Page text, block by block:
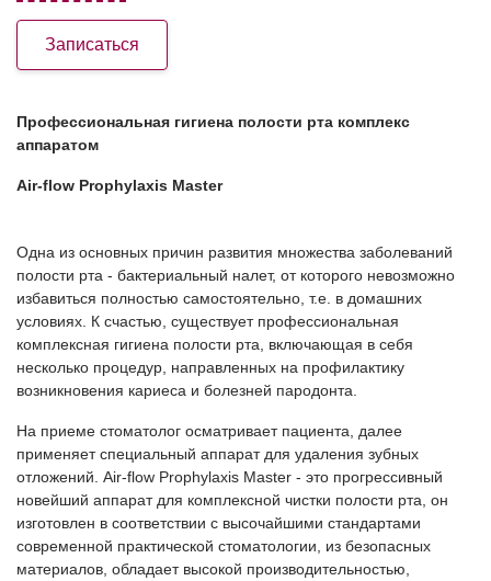
Записаться
Профессиональная гигиена полости рта комплекс
аппаратом
Air-flow Prophylaxis Master
Одна из основных причин развития множества заболеваний
полости рта - бактериальный налет, от которого невозможно
избавиться полностью самостоятельно, т.е. в домашних
условиях. К счастью, существует профессиональная
комплексная гигиена полости рта, включающая в себя
несколько процедур, направленных на профилактику
возникновения кариеса и болезней пародонта.
На приеме стоматолог осматривает пациента, далее
применяет специальный аппарат для удаления зубных
отложений. Air-flow Prophylaxis Master - это прогрессивный
новейший аппарат для комплексной чистки полости рта, он
изготовлен в соответствии с высочайшими стандартами
современной практической стоматологии, из безопасных
материалов, обладает высокой производительностью,